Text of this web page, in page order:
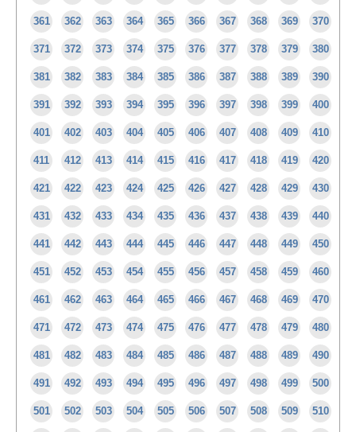
361 362 363 364 365 366 367 368 369 370
371 372 373 374 375 376 377 378 379 380
381 382 383 384 385 386 387 388 389 390
391 392 393 394 395 396 397 398 399 400
401 402 403 404 405 406 407 408 409 410
411 412 413 414 415 416 417 418 419 420
421 422 423 424 425 426 427 428 429 430
431 432 433 434 435 436 437 438 439 440
441 442 443 444 445 446 447 448 449 450
451 452 453 454 455 456 457 458 459 460
461 462 463 464 465 466 467 468 469 470
471 472 473 474 475 476 477 478 479 480
481 482 483 484 485 486 487 488 489 490
491 492 493 494 495 496 497 498 499 500
501 502 503 504 505 506 507 508 509 510